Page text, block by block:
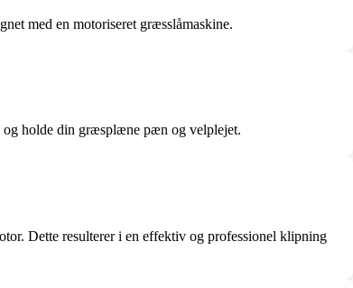
med en motoriseret græsslåmaskine.
og holde din græsplæne pæn og velplejet.
Dette resulterer i en effektiv og professionel klipning